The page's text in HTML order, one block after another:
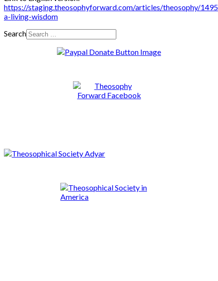
https://staging.theosophyforward.com/articles/theosophy/
a-living-wisdom
Search